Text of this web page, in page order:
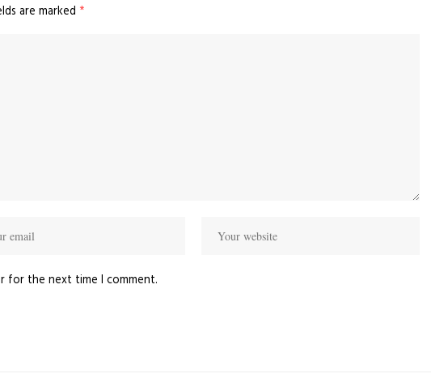
are marked *
for the next time I comment.